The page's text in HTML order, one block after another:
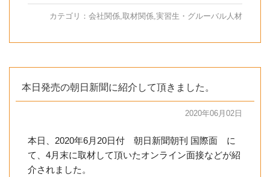
カテゴリ： 会社関係,取材関係,実習生・グルーバル人材
本日発売の朝日新聞に紹介して頂きました。
2020年06月02日
本日、2020年6月20日付 朝日新聞朝刊 国際面 に
て、4月末に取材して頂いたオンライン面接などが紹
介されました。